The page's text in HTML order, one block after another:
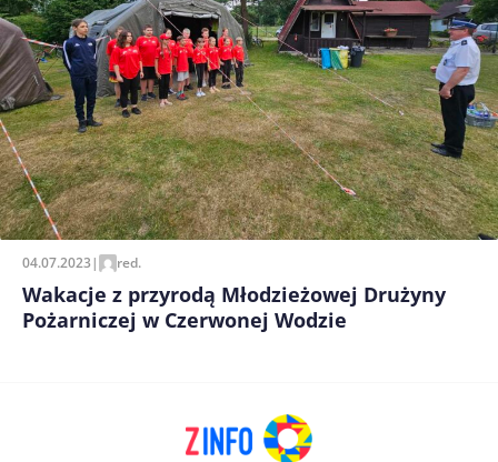
04.07.2023| red.
Wakacje z przyrodą Młodzieżowej Drużyny
Pożarniczej w Czerwonej Wodzie